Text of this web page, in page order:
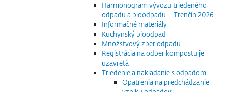
Harmonogram vývozu triedeného
odpadu a bioodpadu – Trenčín 2026
Informačné materiály
Kuchynský bioodpad
Množstvový zber odpadu
Registrácia na odber kompostu je
uzavretá
Triedenie a nakladanie s odpadom
Opatrenia na predchádzanie